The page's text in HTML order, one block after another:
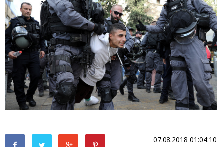
07.08.2018 01:04:10